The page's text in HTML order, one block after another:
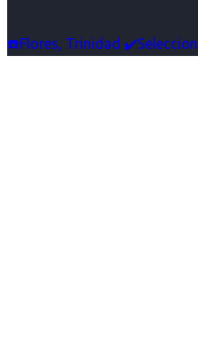
☎️Flores, Trinidad